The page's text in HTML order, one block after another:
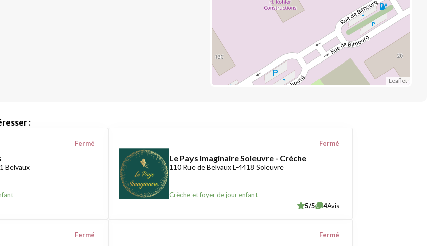
Leaflet
:
Belvaux
Fermé
Le Pays Imaginaire Soleuvre - Crèche
110 Rue de Belvaux L-4418 Soleuvre
Crèche et foyer de jour enfant
Fermé
5/5 4Avis
Fermé Fermé